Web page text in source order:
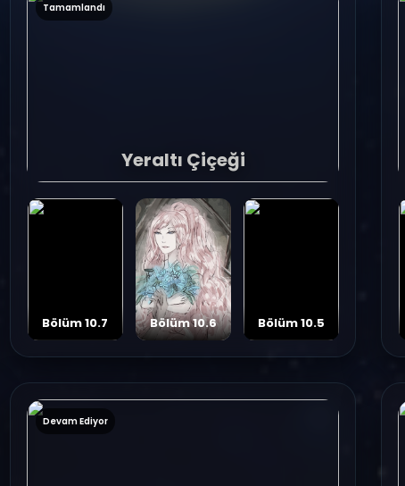
Tamamlandı
Yeraltı Çiçeği
Bölüm 10.7 Bölüm 10.6 Bölüm 10.5
Devam Ediyor